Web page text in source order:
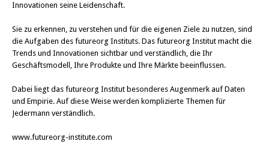
Innovationen seine Leidenschaft.
Sie zu erkennen, zu verstehen und für die eigenen Ziele zu nutzen, sind
die Aufgaben des futureorg Instituts. Das futureorg Institut macht die
Trends und Innovationen sichtbar und verständlich, die Ihr
Geschäftsmodell, Ihre Produkte und Ihre Märkte beeinflussen.
Dabei liegt das futureorg Institut besonderes Augenmerk auf Daten
und Empirie. Auf diese Weise werden komplizierte Themen für
Jedermann verständlich.
www.futureorg-institute.com